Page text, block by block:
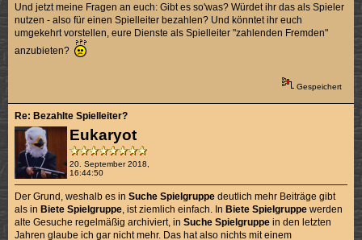
Und jetzt meine Fragen an euch: Gibt es so'was? Würdet ihr das als Spieler
nutzen - also für einen Spielleiter bezahlen? Und könntet ihr euch
umgekehrt vorstellen, eure Dienste als Spielleiter "zahlenden Fremden"
anzubieten?
Gespeichert
Eukaryot
20. September 2018,
16:44:50
Re: Bezahlte Spielleiter?
Der Grund, weshalb es inSuche Spielgruppe deutlich mehr Beiträge gibt
als in Biete Spielgruppe, ist ziemlich einfach. In Biete Spielgruppe werden
alte Gesuche regelmäßig archiviert, inSuche Spielgruppe in den letzten
Jahren glaube ich gar nicht mehr. Das hat also nichts mit einem